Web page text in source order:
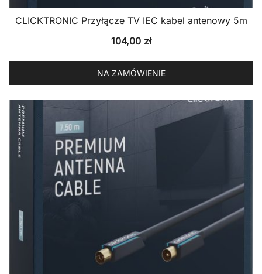
CLICKTRONIC Przyłącze TV IEC kabel antenowy 5m
104,00 zł
NA ZAMÓWIENIE